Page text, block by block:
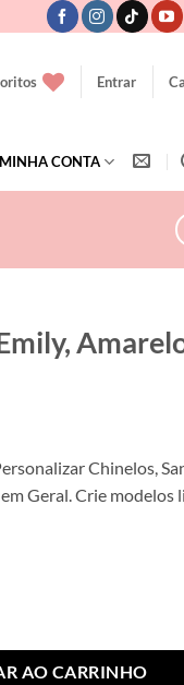
Entrar
MINHA CONTA
Chinelos,
Geral. Crie modelos
AO CARRINHO